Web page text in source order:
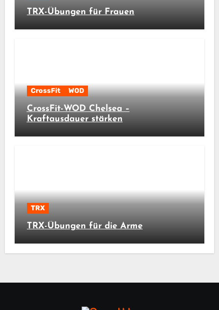
TRX-Übungen für Frauen
CrossFit WOD
CrossFit-WOD Chelsea –
Kraftausdauer stärken
TRX
TRX-Übungen für die Arme